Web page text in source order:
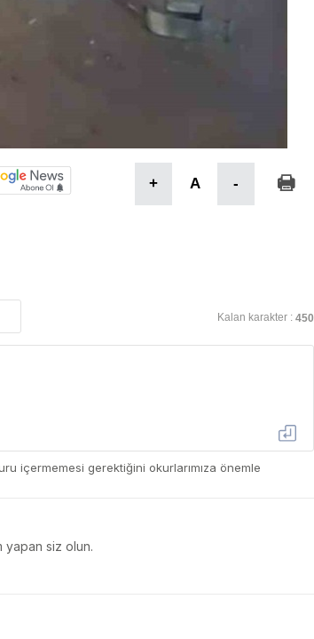
+ A -
Kalan karakter : 450
içermemesi gerektiğini okurlarımıza önemle
yapan siz olun.